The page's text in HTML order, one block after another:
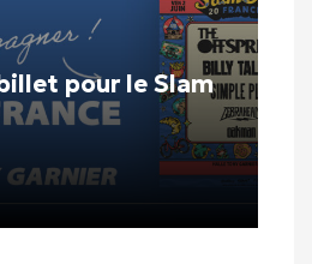
pour le Slam